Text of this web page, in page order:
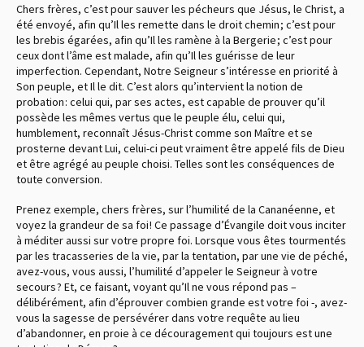
Chers frères, c’est pour sauver les pécheurs que Jésus, le Christ, a
été envoyé, afin qu’Il les remette dans le droit chemin ; c’est pour
les brebis égarées, afin qu’Il les ramène à la Bergerie ; c’est pour
ceux dont l’âme est malade, afin qu’Il les guérisse de leur
imperfection. Cependant, Notre Seigneur s’intéresse en priorité à
Son peuple, et Il le dit. C’est alors qu’intervient la notion de
probation : celui qui, par ses actes, est capable de prouver qu’il
possède les mêmes vertus que le peuple élu, celui qui,
humblement, reconnaît Jésus-Christ comme son Maître et se
prosterne devant Lui, celui-ci peut vraiment être appelé fils de Dieu
et être agrégé au peuple choisi. Telles sont les conséquences de
toute conversion.
Prenez exemple, chers frères, sur l’humilité de la Cananéenne, et
voyez la grandeur de sa foi ! Ce passage d’Évangile doit vous inciter
à méditer aussi sur votre propre foi. Lorsque vous êtes tourmentés
par les tracasseries de la vie, par la tentation, par une vie de péché,
avez-vous, vous aussi, l’humilité d’appeler le Seigneur à votre
secours ? Et, ce faisant, voyant qu’Il ne vous répond pas –
délibérément, afin d’éprouver combien grande est votre foi -, avez-
vous la sagesse de persévérer dans votre requête au lieu
d’abandonner, en proie à ce découragement qui toujours est une